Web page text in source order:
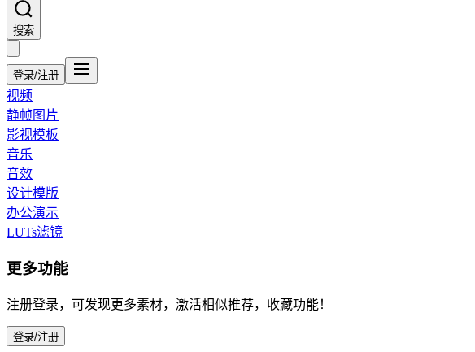
搜索
登录/注册
视频
静帧图片
影视模板
音乐
音效
设计模版
办公演示
LUTs滤镜
更多功能
注册登录，可发现更多素材，激活相似推荐，收藏功能！
登录/注册